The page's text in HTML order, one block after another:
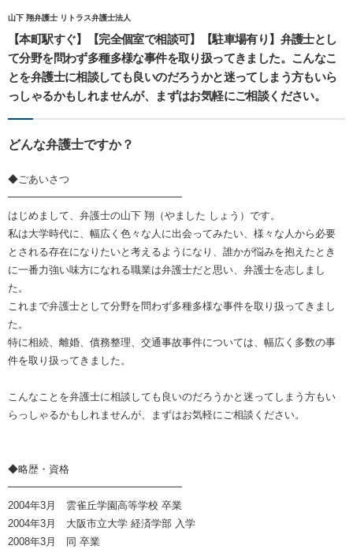
山下 翔弁護士 リトラス弁護士法人
【本町駅すぐ】【完全個室で相談可】【駐車場有り】弁護士とし
て分野を問わず多種多様な事件を取り扱ってきました。こんなこ
とを弁護士に相談しても良いのだろうかと迷ってしまう方もいら
っしゃるかもしれませんが、まずはお気軽にご相談ください。
どんな弁護士ですか？
◆ごあいさつ
━━━━━━━━━━━━━━━━━
はじめまして、弁護士の山下 翔（やました しょう）です。
私は大学時代に、幅広く色々な人に出会ってみたい、様々な人から必要
とされる存在になりたいと考えるようになり、誰かが悩みを抱えたとき
に一番力強い味方になれる職業は弁護士だと思い、弁護士を志しまし
た。
これまで弁護士として分野を問わず多種多様な事件を取り扱ってきまし
た。
特に相続、離婚、債務整理、交通事故事件については、幅広く多数の事
件を取り扱ってきました。
こんなことを弁護士に相談しても良いのだろうかと迷ってしまう方もい
らっしゃるかもしれませんが、まずはお気軽にご相談ください。
◆略歴・資格
━━━━━━━━━━━━━━━━━
2004年3月 雲雀丘学園高等学校 卒業
2004年3月 大阪市立大学 経済学部 入学
2008年3月 同 卒業